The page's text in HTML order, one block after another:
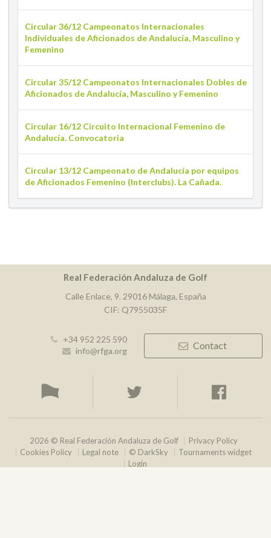
Circular 36/12 Campeonatos Internacionales
Individuales de Aficionados de Andalucía, Masculino y
Femenino
Circular 35/12 Campeonatos Internacionales Dobles de
Aficionados de Andalucía, Masculino y Femenino
Circular 16/12 Circuito Internacional Femenino de
Andalucía. Convocatoria
Circular 13/12 Campeonato de Andalucía por equipos
de Aficionados Femenino (Interclubs). La Cañada.
Real Federación Andaluza de Golf
Calle Enlace, 9. 29016 Málaga, España
CIF: Q7955035F
+34 952 225 590
info@rfga.org
Contact
2026 © Real Federación Andaluza de Golf
Privacy Policy
Cookies Policy
Legal note © DarkSky
Tournaments widget
Login